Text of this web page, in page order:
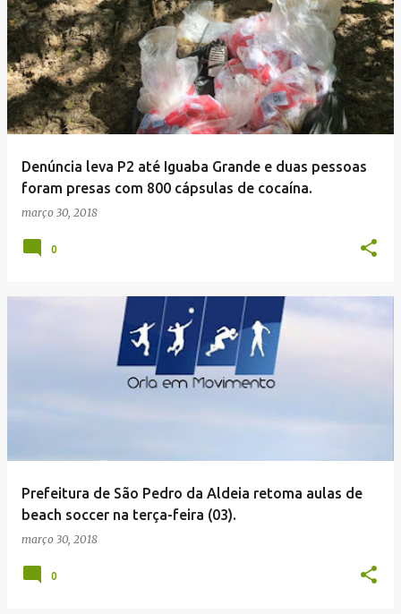
Denúncia leva P2 até Iguaba Grande e duas pessoas
foram presas com 800 cápsulas de cocaína.
março 30, 2018
0
Prefeitura de São Pedro da Aldeia retoma aulas de
beach soccer na terça-feira (03).
março 30, 2018
0